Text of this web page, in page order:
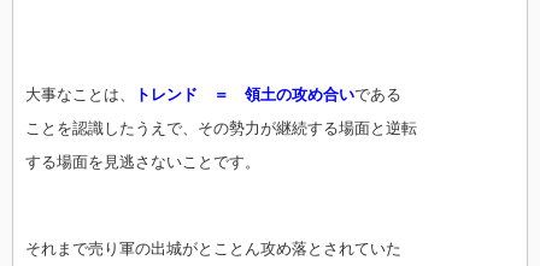
大事なことは、 トレンド ＝ 領土の攻め合いである
ことを認識したうえで、その勢力が継続する場面と逆転
する場面を見逃さないことです。
それまで売り軍の出城がとことん攻め落とされていた